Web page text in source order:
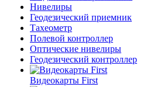
Нивелиры
Геодезический приемник
Тахеометр
Полевой контроллер
Оптические нивелиры
Геодезический контроллер
Видеокарты First